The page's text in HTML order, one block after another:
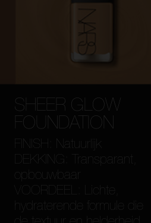
SHEER GLOW
FOUNDATION
FINISH: Natuurlijk
DEKKING: Transparant,
opbouwbaar
VOORDEEL: Lichte,
hydraterende formule die